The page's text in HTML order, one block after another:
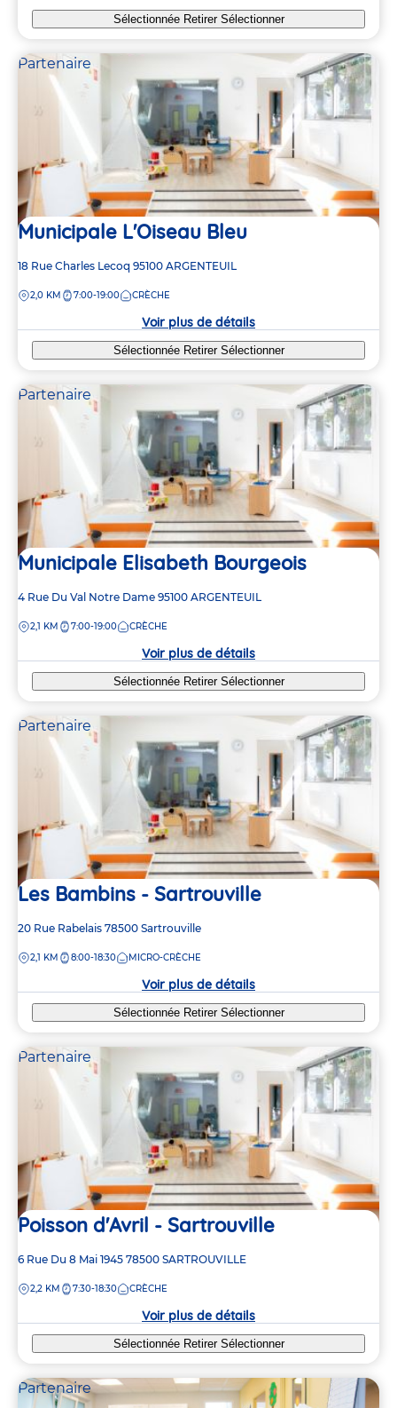
Sélectionnée Retirer Sélectionner
Partenaire
Municipale L'Oiseau Bleu
Adresse
la
18 Rue Charles Lecoq 95100 ARGENTEUIL
DISTANCE
2,0 KM 7:00-19:00 CRÈCHE
Voir plus de détails
Sélectionnée Retirer Sélectionner
Partenaire
Municipale Elisabeth Bourgeois
Adresse
la
4 Rue Du Val Notre Dame 95100 ARGENTEUIL
DISTANCE
2,1 KM 7:00-19:00 CRÈCHE
Voir plus de détails
Sélectionnée Retirer Sélectionner
Partenaire
Les Bambins - Sartrouville
Adresse
la
20 Rue Rabelais 78500 Sartrouville
DISTANCE
2,1 KM 8:00-18:30 MICRO-CRÈCHE
Voir plus de détails
Sélectionnée Retirer Sélectionner
Partenaire
Poisson d'Avril - Sartrouville
Adresse
la
6 Rue Du 8 Mai 1945 78500 SARTROUVILLE
DISTANCE
2,2 KM 7:30-18:30 CRÈCHE
Voir plus de détails
Sélectionnée Retirer Sélectionner
Partenaire
7
6
8
6